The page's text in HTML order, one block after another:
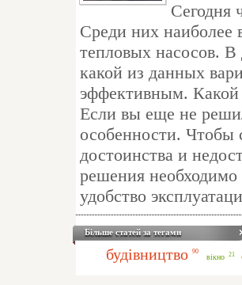
Сегодня
Среди них наиболее
тепловых насосов.
какой из данных
эффективным. Какой
Если вы еще не
особенности. Чтобы
достоинства и
решения необходимо
удобство
Більше статей за тегами
будівництво 90
вікно 21